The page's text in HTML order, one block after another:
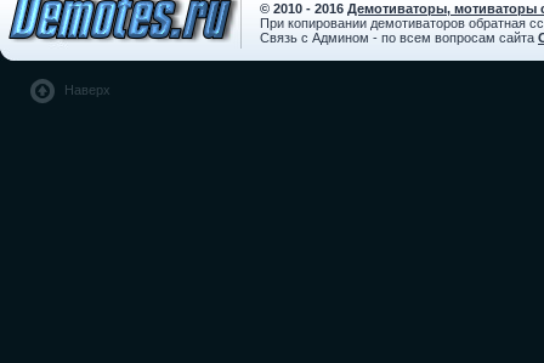
© 2010 - 2016 Демотиваторы, мотиваторы
При копировании демотиваторов обратная
Связь с Админом - по всем вопросам сайта
Наверх